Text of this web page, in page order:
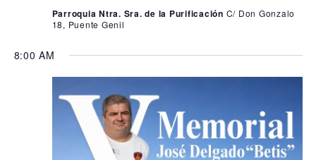
Parroquia Ntra. Sra. de la Purificación C/ Don Gonzalo
18, Puente Genil
8:00 AM